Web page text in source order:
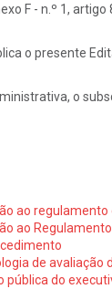
F - n.º 1,
o presente
o
ao
ao
de avaliação
pública do